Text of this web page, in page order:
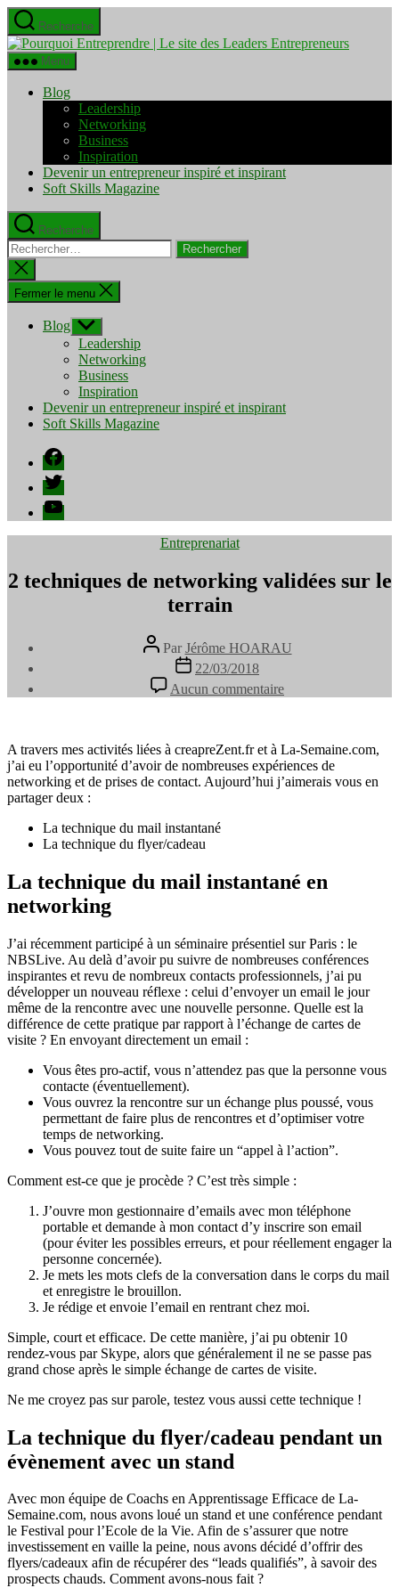
Aller
au
contenu
Recherche
Pourquoi
Menu
Blog
Leadership
Networking
Business
Inspiration
Devenir un entrepreneur inspiré et inspirant
Soft Skills Magazine
Recherche
Rechercher :
Fermer
la
recherche
Fermer le menu
Blog Afficher
le
sous-
menu
Leadership
Networking
Business
Inspiration
Devenir un entrepreneur inspiré et inspirant
Soft Skills Magazine
Facebook
Twitter
YouTube
Catégories
Entreprenariat
2 techniques de networking validées sur le
terrain
Auteur
de
l’article
Par Jérôme HOARAU
Date
l’article
22/03/2018
Aucun commentaire
2
networking
validées
sur
A travers mes activités liées à creapreZent.fr et à La-Semaine.com,
j’ai eu l’opportunité d’avoir de nombreuses expériences de
networking et de prises de contact. Aujourd’hui j’aimerais vous en
partager deux :
La technique du mail instantané
La technique du flyer/cadeau
La technique du mail instantané en
networking
J’ai récemment participé à un séminaire présentiel sur Paris : le
NBSLive. Au delà d’avoir pu suivre de nombreuses conférences
inspirantes et revu de nombreux contacts professionnels, j’ai pu
développer un nouveau réflexe : celui d’envoyer un email le jour
même de la rencontre avec une nouvelle personne. Quelle est la
différence de cette pratique par rapport à l’échange de cartes de
visite ? En envoyant directement un email :
Vous êtes pro-actif, vous n’attendez pas que la personne vous
contacte (éventuellement).
Vous ouvrez la rencontre sur un échange plus poussé, vous
permettant de faire plus de rencontres et d’optimiser votre
temps de networking.
Vous pouvez tout de suite faire un “appel à l’action”.
Comment est-ce que je procède ? C’est très simple :
J’ouvre mon gestionnaire d’emails avec mon téléphone
portable et demande à mon contact d’y inscrire son email
(pour éviter les possibles erreurs, et pour réellement engager la
personne concernée).
Je mets les mots clefs de la conversation dans le corps du mail
et enregistre le brouillon.
Je rédige et envoie l’email en rentrant chez moi.
Simple, court et efficace. De cette manière, j’ai pu obtenir 10
rendez-vous par Skype, alors que généralement il ne se passe pas
grand chose après le simple échange de cartes de visite.
Ne me croyez pas sur parole, testez vous aussi cette technique !
La technique du flyer/cadeau pendant un
évènement avec un stand
Avec mon équipe de Coachs en Apprentissage Efficace de La-
Semaine.com, nous avons loué un stand et une conférence pendant
le Festival pour l’Ecole de la Vie. Afin de s’assurer que notre
investissement en vaille la peine, nous avons décidé d’offrir des
flyers/cadeaux afin de récupérer des “leads qualifiés”, à savoir des
prospects chauds. Comment avons-nous fait ?